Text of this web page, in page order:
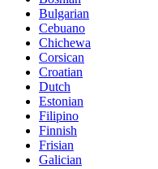
Bulgarian
Cebuano
Chichewa
Corsican
Croatian
Dutch
Estonian
Filipino
Finnish
Frisian
Galician